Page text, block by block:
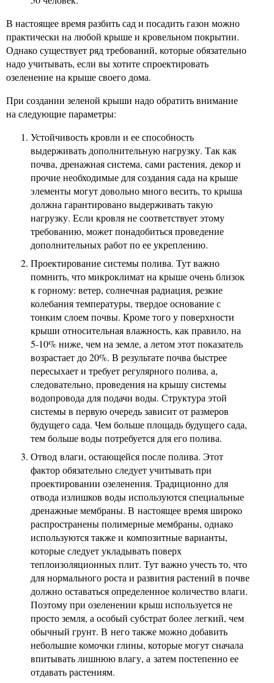
В настоящее время разбить сад и посадить газон можно
практически на любой крыше и кровельном покрытии.
Однако существует ряд требований, которые обязательно
надо учитывать, если вы хотите спроектировать
озеленение на крыше своего дома.
При создании зеленой крыши надо обратить внимание
на следующие параметры:
Устойчивость кровли и ее способность
выдерживать дополнительную нагрузку. Так как
почва, дренажная система, сами растения, декор и
прочие необходимые для создания сада на крыше
элементы могут довольно много весить, то крыша
должна гарантировано выдерживать такую
нагрузку. Если кровля не соответствует этому
требованию, может понадобиться проведение
дополнительных работ по ее укреплению.
Проектирование системы полива. Тут важно
помнить, что микроклимат на крыше очень близок
к горному: ветер, солнечная радиация, резкие
колебания температуры, твердое основание с
тонким слоем почвы. Кроме того у поверхности
крыши относительная влажность, как правило, на
5-10% ниже, чем на земле, а летом этот показатель
возрастает до 20%. В результате почва быстрее
пересыхает и требует регулярного полива, а,
следовательно, проведения на крышу системы
водопровода для подачи воды. Структура этой
системы в первую очередь зависит от размеров
будущего сада. Чем больше площадь будущего сада,
тем больше воды потребуется для его полива.
Отвод влаги, остающейся после полива. Этот
фактор обязательно следует учитывать при
проектировании озеленения. Традиционно для
отвода излишков воды используются специальные
дренажные мембраны. В настоящее время широко
распространены полимерные мембраны, однако
используются также и композитные варианты,
которые следует укладывать поверх
теплоизоляционных плит. Тут важно учесть то, что
для нормального роста и развития растений в почве
должно оставаться определенное количество влаги.
Поэтому при озеленении крыш используется не
просто земля, а особый субстрат более легкий, чем
обычный грунт. В него также можно добавить
небольшие комочки глины, которые могут сначала
впитывать лишнюю влагу, а затем постепенно ее
отдавать растениям.